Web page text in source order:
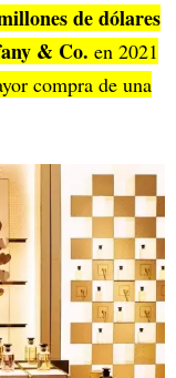
de dólares
& Co. en 2021
compra de una